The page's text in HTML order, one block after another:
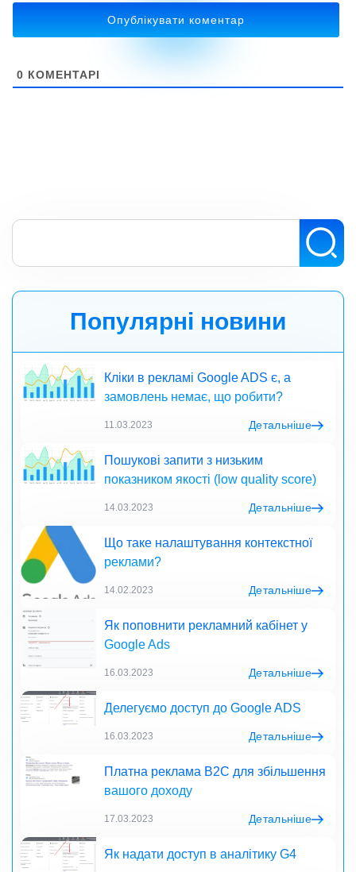
0 КОМЕНТАРІ
Популярні новини
Кліки в рекламі Google ADS є, а
замовлень немає, що робити?
11.03.2023 Детальніше
Пошукові запити з низьким
показником якості (low quality score)
14.03.2023 Детальніше
Що таке налаштування контекстної
реклами?
14.02.2023 Детальніше
Як поповнити рекламний кабінет у
Google Ads
16.03.2023 Детальніше
Делегуємо доступ до Google ADS
16.03.2023 Детальніше
Платна реклама B2C для збільшення
вашого доходу
17.03.2023 Детальніше
Як надати доступ в аналітику G4